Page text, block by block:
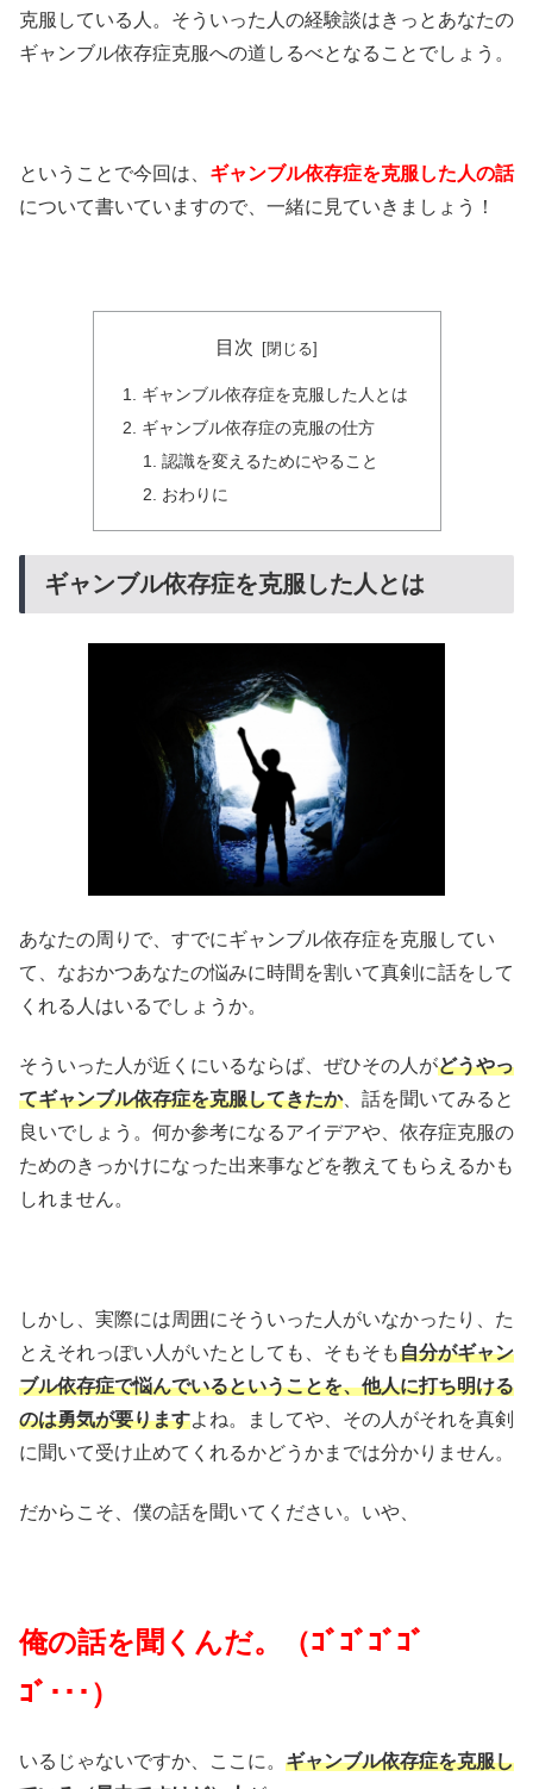
克服している人。そういった人の経験談はきっとあなたの
ギャンブル依存症克服への道しるべとなることでしょう。
ということで今回は、 ギャンブル依存症を克服した人の話
について書いていますので、一緒に見ていきましょう！
目次
ギャンブル依存症を克服した人とは
ギャンブル依存症の克服の仕方
認識を変えるためにやること
おわりに
ギャンブル依存症を克服した人とは
あなたの周りで、すでにギャンブル依存症を克服してい
て、なおかつあなたの悩みに時間を割いて真剣に話をして
くれる人はいるでしょうか。
そういった人が近くにいるならば、ぜひその人がどうやっ
てギャンブル依存症を克服してきたか、話を聞いてみると
良いでしょう。何か参考になるアイデアや、依存症克服の
ためのきっかけになった出来事などを教えてもらえるかも
しれません。
しかし、実際には周囲にそういった人がいなかったり、た
とえそれっぽい人がいたとしても、そもそも自分がギャン
ブル依存症で悩んでいるということを、他人に打ち明ける
のは勇気が要りますよね。ましてや、その人がそれを真剣
に聞いて受け止めてくれるかどうかまでは分かりません。
だからこそ、僕の話を聞いてください。いや、
俺の話を聞くんだ。（ｺﾞｺﾞｺﾞｺﾞ
ｺﾞ･･･）
いるじゃないですか、ここに。 ギャンブル依存症を克服し